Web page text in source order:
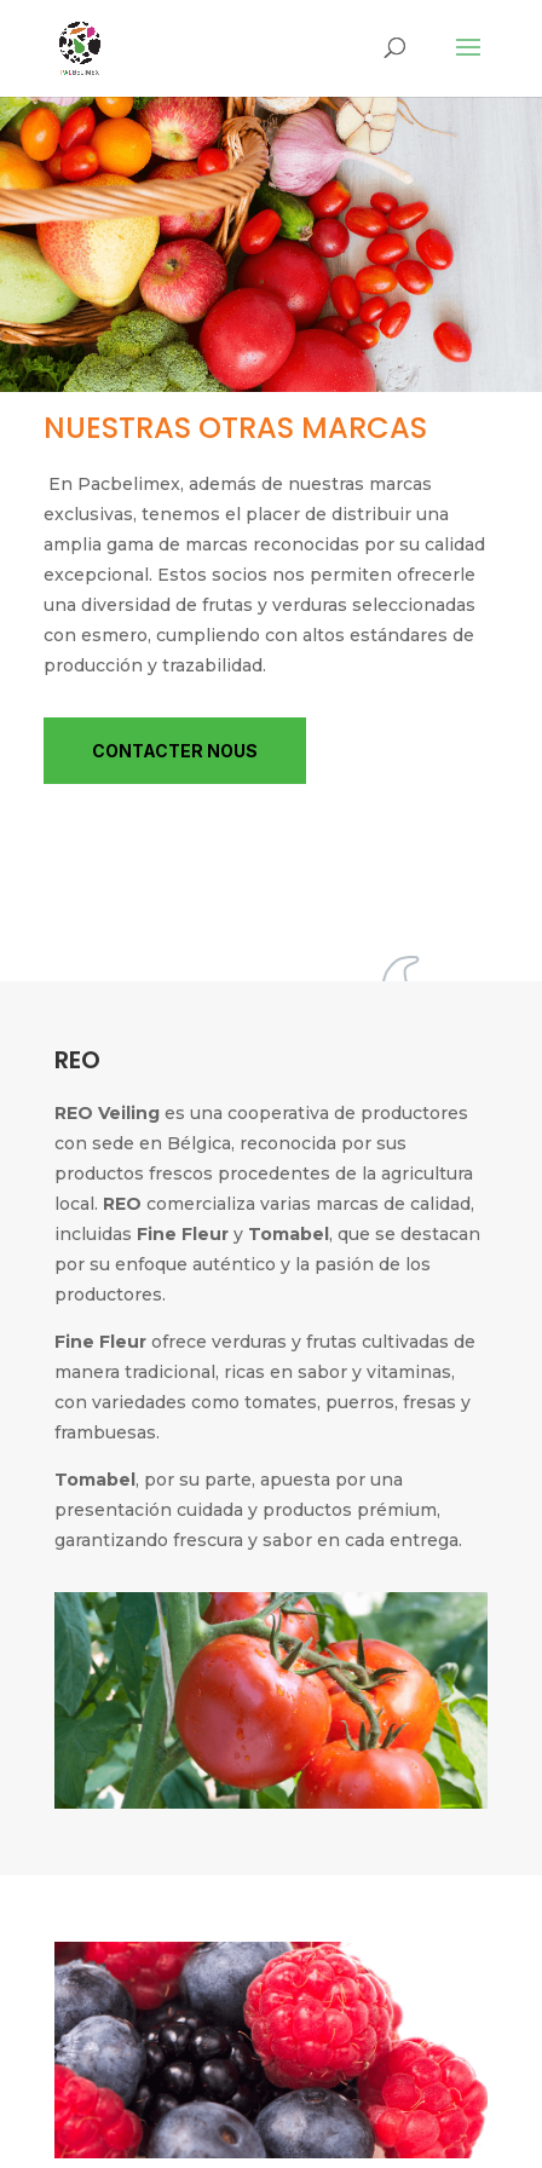
NUESTRAS OTRAS MARCAS
En Pacbelimex, además de nuestras marcas
exclusivas, tenemos el placer de distribuir una
amplia gama de marcas reconocidas por su calidad
excepcional. Estos socios nos permiten ofrecerle
una diversidad de frutas y verduras seleccionadas
con esmero, cumpliendo con altos estándares de
producción y trazabilidad.
CONTACTER NOUS
REO
REO Veilinges una cooperativa de productores
con sede en Bélgica, reconocida por sus
productos frescos procedentes de la agricultura
local. REO comercializa varias marcas de calidad,
incluidas Fine Fleury Tomabel, que se destacan
por su enfoque auténtico y la pasión de los
productores.
Fine Fleurofrece verduras y frutas cultivadas de
manera tradicional, ricas en sabor y vitaminas,
con variedades como tomates, puerros, fresas y
frambuesas.
Tomabel, por su parte, apuesta por una
presentación cuidada y productos prémium,
garantizando frescura y sabor en cada entrega.